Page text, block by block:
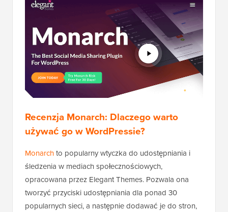
Recenzja Monarch: Dlaczego warto
używać go w WordPressie?
Monarchto popularny wtyczka do udostępniania i
śledzenia w mediach społecznościowych,
opracowana przez Elegant Themes. Pozwala ona
tworzyć przyciski udostępniania dla ponad 30
popularnych sieci, a następnie dodawać je do stron,